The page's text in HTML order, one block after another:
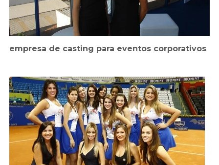
empresa de casting para eventos corporativos